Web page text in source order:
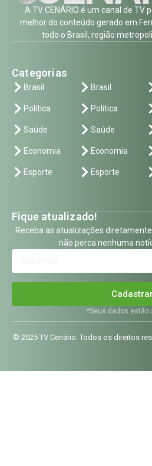
A TV CENÁRIO é um canal de TV
melhor do conteúdo gerado em
todo o Brasil, região
Categorias
Brasil
Política
Saúde
Economia
Esporte
Brasil
Política
Saúde
Economia
Esporte
Fique atualizado!
Receba as atualizações
não perca nenhuma
Cadastrar
*Seus dados estão
© 2025 TV Cenário. Todos os direitos